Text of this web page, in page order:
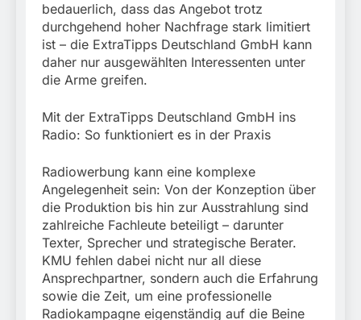
bedauerlich, dass das Angebot trotz
durchgehend hoher Nachfrage stark limitiert
ist – die ExtraTipps Deutschland GmbH kann
daher nur ausgewählten Interessenten unter
die Arme greifen.
Mit der ExtraTipps Deutschland GmbH ins
Radio: So funktioniert es in der Praxis
Radiowerbung kann eine komplexe
Angelegenheit sein: Von der Konzeption über
die Produktion bis hin zur Ausstrahlung sind
zahlreiche Fachleute beteiligt – darunter
Texter, Sprecher und strategische Berater.
KMU fehlen dabei nicht nur all diese
Ansprechpartner, sondern auch die Erfahrung
sowie die Zeit, um eine professionelle
Radiokampagne eigenständig auf die Beine